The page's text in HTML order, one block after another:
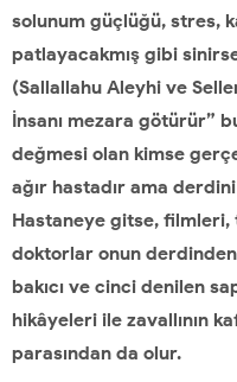
solunum güçlüğü, stres,
patlayacakmış gibi
(Sallallahu Aleyhi ve
İnsanı mezara götürür”
değmesi olan kimse
ağır hastadır ama
Hastaneye gitse, filmleri,
doktorlar onun
bakıcı ve cinci denilen
hikâyeleri ile zavallının
parasından da olur.